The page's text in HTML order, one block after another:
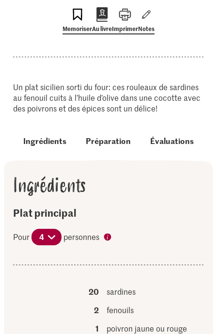
MemoriserAu livreImprimerNotes
Un plat sicilien sorti du four: ces rouleaux de sardines
au fenouil cuits à l’huile d’olive dans une cocotte avec
des poivrons et des épices sont un délice!
Ingrédients Préparation Évaluations
Ingrédients
Plat principal
Pour 4 personnes
20
sardines
2
fenouils
1
poivron jaune ou rouge